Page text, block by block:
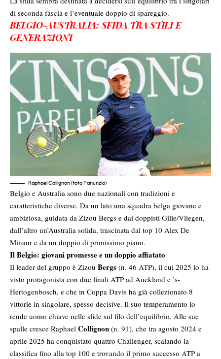
di seconda fascia e l’eventuale doppio di spareggio.
BELGIO-AUSTRALIA: SFIDA TRA STILI E
GENERAZIONI
Raphael Collignon (foto Panunzio)
Belgio e Australia sono due nazionali con tradizioni e
caratteristiche diverse. Da un lato una squadra belga giovane e
ambiziosa, guidata da Zizou Bergs e dai doppisti Gille/Vliegen,
dall’altro un’Australia solida, trascinata dal top 10 Alex De
Minaur e da un doppio di primissimo piano.
Il Belgio: giovani promesse e un doppio affiatato
Il leader del gruppo è Zizou Bergs (n. 46 ATP), il cui 2025 lo ha
visto protagonista con due finali ATP ad Auckland e ’s-
Hertogenbosch, e che in Coppa Davis ha già collezionato 8
vittorie in singolare, spesso decisive. Il suo temperamento lo
rende uomo chiave nelle sfide sul filo dell’equilibrio. Alle sue
spalle cresce Raphael Collignon (n. 91), che tra agosto 2024 e
aprile 2025 ha conquistato quattro Challenger, scalando la
classifica fino alla top 100 e trovando il primo successo ATP a